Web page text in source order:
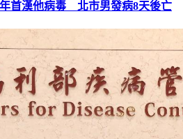
首漢他病毒 北市男發病8天後亡